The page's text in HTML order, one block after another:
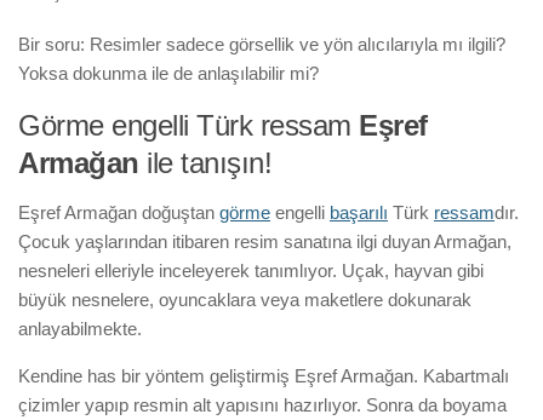
Bir soru: Resimler sadece görsellik ve yön alıcılarıyla mı ilgili?
Yoksa dokunma ile de anlaşılabilir mi?
Görme engelli Türk ressam Eşref
Armağan ile tanışın!
Eşref Armağan doğuştan görme engelli başarılı Türk ressamdır.
Çocuk yaşlarından itibaren resim sanatına ilgi duyan Armağan,
nesneleri elleriyle inceleyerek tanımlıyor. Uçak, hayvan gibi
büyük nesnelere, oyuncaklara veya maketlere dokunarak
anlayabilmekte.
Kendine has bir yöntem geliştirmiş Eşref Armağan. Kabartmalı
çizimler yapıp resmin alt yapısını hazırlıyor. Sonra da boyama